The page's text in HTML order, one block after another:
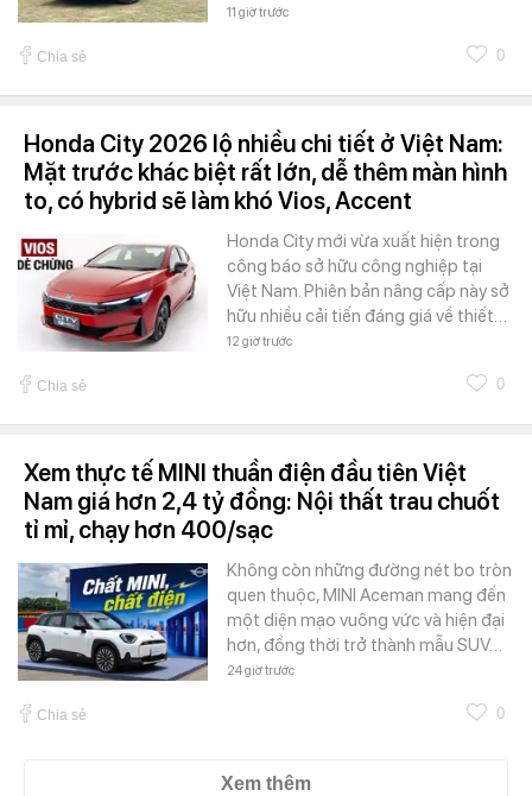
11 giờ trước
Chia sẻ 0
Honda City 2026 lộ nhiều chi tiết ở Việt Nam:
Mặt trước khác biệt rất lớn, dễ thêm màn hình
to, có hybrid sẽ làm khó Vios, Accent
Honda City mới vừa xuất hiện trong
công báo sở hữu công nghiệp tại
Việt Nam. Phiên bản nâng cấp này sở
hữu nhiều cải tiến đáng giá về thiết…
12 giờ trước
Chia sẻ 0
Xem thực tế MINI thuần điện đầu tiên Việt
Nam giá hơn 2,4 tỷ đồng: Nội thất trau chuốt
tỉ mỉ, chạy hơn 400/sạc
Không còn những đường nét bo tròn
quen thuộc, MINI Aceman mang đến
một diện mạo vuông vức và hiện đại
hơn, đồng thời trở thành mẫu SUV…
24 giờ trước
Chia sẻ 0
Xem thêm